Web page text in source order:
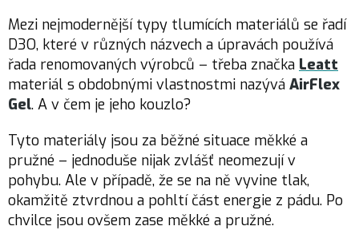
Mezi nejmodernější typy tlumících materiálů se řadí
D3O, které v různých názvech a úpravách používá
řada renomovaných výrobců – třeba značka Leatt
materiál s obdobnými vlastnostmi nazývá AirFlex
Gel. A v čem je jeho kouzlo?
Tyto materiály jsou za běžné situace měkké a
pružné – jednoduše nijak zvlášť neomezují v
pohybu. Ale v případě, že se na ně vyvine tlak,
okamžitě ztvrdnou a pohltí část energie z pádu. Po
chvilce jsou ovšem zase měkké a pružné.